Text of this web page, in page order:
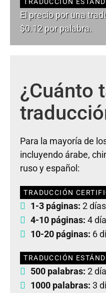
El precio por una
$0.12 por palabra.
¿Cuánto
Para la mayoría de
incluyendo árabe,
ruso y español:
TRADUCCIÓN
1-3 páginas: 2
4-10 páginas: 4
10-20 páginas: 6
TRADUCCIÓN
500 palabras: 2
1000 palabras: 3